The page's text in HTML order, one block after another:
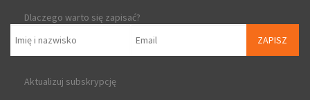
Dlaczego warto się zapisać?
ZAPISZ
Aktualizuj subskrypcję